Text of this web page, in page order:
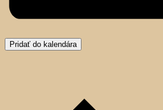
Pridať do kalendára